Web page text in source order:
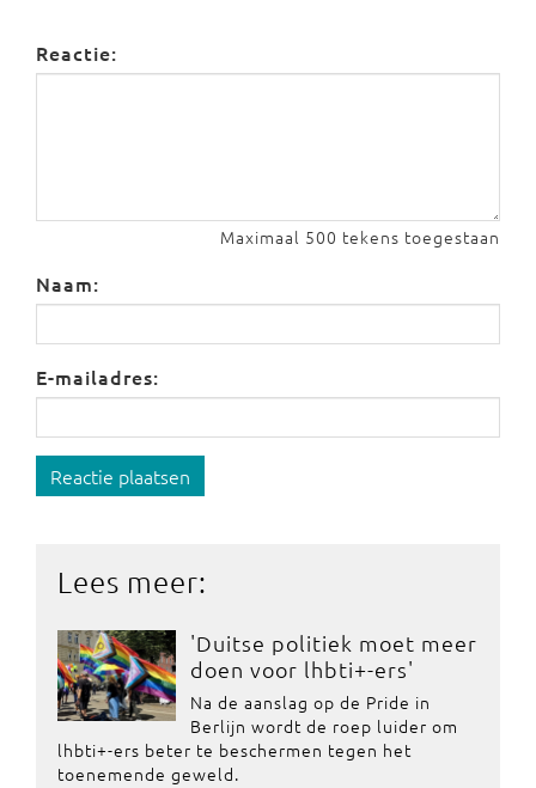
Reactie:
Maximaal 500 tekens toegestaan
Naam:
E-mailadres:
Reactie plaatsen
Lees meer:
'Duitse politiek moet meer
doen voor lhbti+-ers'
Na de aanslag op de Pride in
Berlijn wordt de roep luider om
lhbti+-ers beter te beschermen tegen het
toenemende geweld.